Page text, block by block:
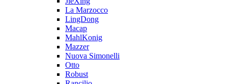
La Marzocco
LingDong
Macap
MahlKonig
Mazzer
Nuova Simonelli
Otto
Robust